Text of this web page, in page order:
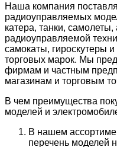
Наша компания
радиоуправляемых
катера, танки,
радиоуправляемой
самокаты, гироскутеры
торговых марок. Мы
фирмам и частным
магазинам и торговым
В чем преимущества
моделей и
В нашем
перечень моделей